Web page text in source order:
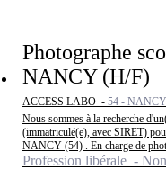
Photographe
NANCY (H/F)
ACCESS LABO - 54 - NANCY
Nous sommes à la recherche
(immatriculé(e), avec SIRET)
NANCY (54) . En charge de
Profession libérale -